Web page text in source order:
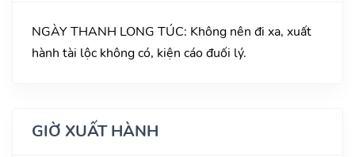
NGÀY THANH LONG TÚC: Không nên đi xa, xuất
hành tài lộc không có, kiện cáo đuối lý.
GIỜ XUẤT HÀNH